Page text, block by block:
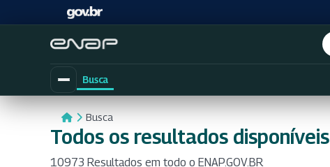
Busca
Busca
Todos os resultados disponíveis
10973 Resultados em todo o ENAP.GOV.BR